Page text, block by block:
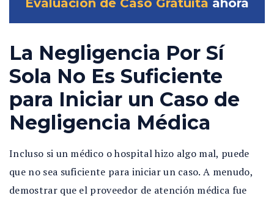
Evaluación de Caso Gratuita ahora
La Negligencia Por Sí
Sola No Es Suficiente
para Iniciar un Caso de
Negligencia Médica
Incluso si un médico o hospital hizo algo mal, puede
que no sea suficiente para iniciar un caso. A menudo,
demostrar que el proveedor de atención médica fue